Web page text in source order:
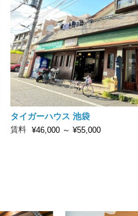
タイガーハウス 池袋
賃料 ¥46,000 ～ ¥55,000